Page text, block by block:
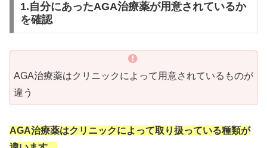
1.自分にあったAGA治療薬が用意されているか
を確認
AGA治療薬はクリニックによって用意されているものが
違う
AGA治療薬はクリニックによって取り扱っている種類が